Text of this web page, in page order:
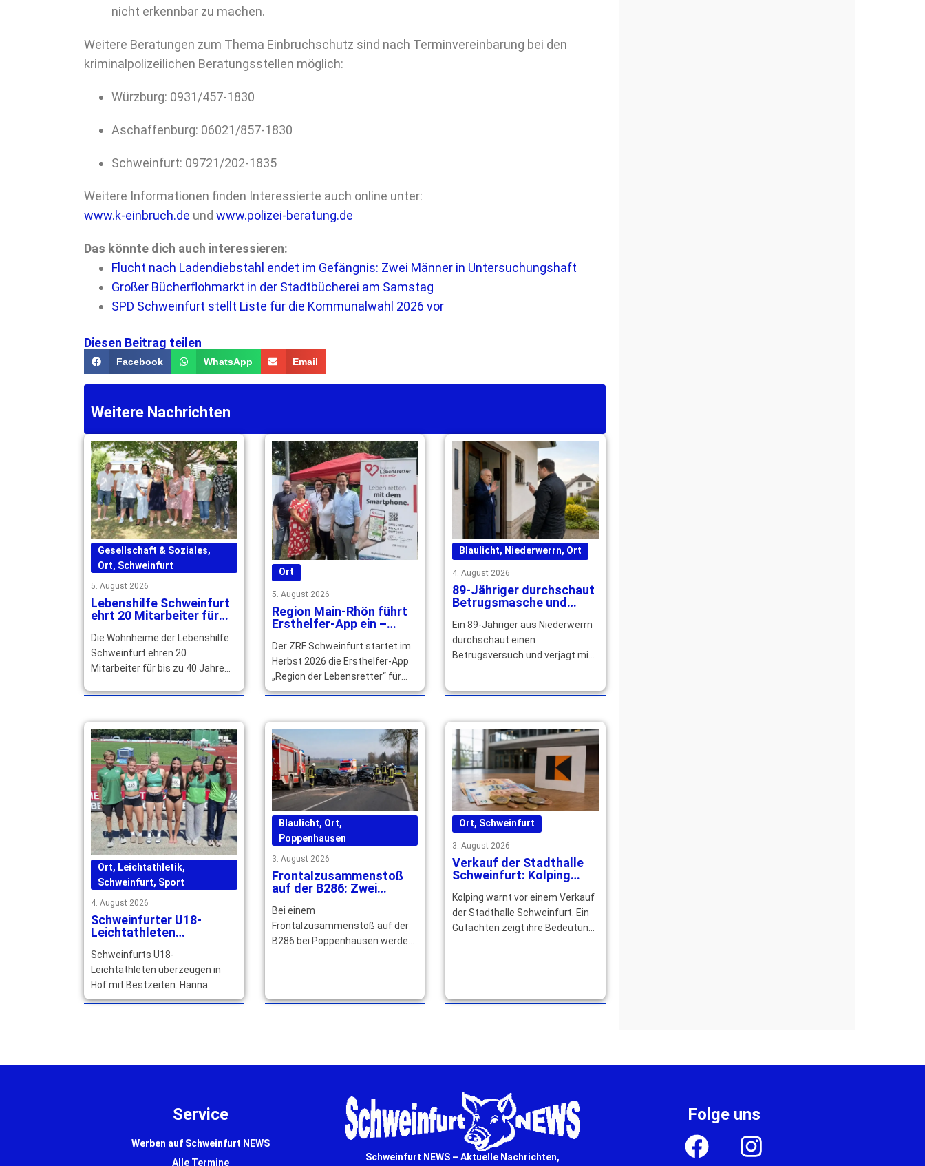
nicht erkennbar zu machen.
Weitere Beratungen zum Thema Einbruchschutz sind nach Terminvereinbarung bei den
kriminalpolizeilichen Beratungsstellen möglich:
Würzburg: 0931/457-1830
Aschaffenburg: 06021/857-1830
Schweinfurt: 09721/202-1835
Weitere Informationen finden Interessierte auch online unter:
www.k-einbruch.de und www.polizei-beratung.de
Das könnte dich auch interessieren:
Flucht nach Ladendiebstahl endet im Gefängnis: Zwei Männer in Untersuchungshaft
Großer Bücherflohmarkt in der Stadtbücherei am Samstag
SPD Schweinfurt stellt Liste für die Kommunalwahl 2026 vor
Diesen Beitrag teilen
Facebook WhatsApp Email
Weitere Nachrichten
Gesellschaft & Soziales,
Ort, Schweinfurt
5. August 2026
Lebenshilfe Schweinfurt
ehrt 20 Mitarbeiter für
Die Wohnheime der Lebenshilfe
Schweinfurt ehren 20
Mitarbeiter für bis zu 40 Jahre
würdigen ihr langjähriges großes
Ort
5. August 2026
Region Main-Rhön führt
Ersthelfer-App ein –
gesucht
Der ZRF Schweinfurt startet im
Herbst 2026 die Ersthelfer-App
„Region der Lebensretter“ für
Main-Rhön. Qualifizierte Helfer
mehr
Blaulicht, Niederwerrn, Ort
4. August 2026
89-Jähriger durchschaut
Betrugsmasche und
Polizeibeamten
Ein 89-Jähriger aus Niederwerrn
durchschaut einen
Betrugsversuch und verjagt mit
Ort, Leichtathletik,
Schweinfurt, Sport
4. August 2026
Schweinfurter U18-
Leichtathleten
Bestzeiten und starken
Platzierungen
Schweinfurts U18-
Leichtathleten überzeugen in
Hof mit Bestzeiten. Hanna
Hümmer startet erfolgreich mit
Blaulicht, Ort,
Poppenhausen
3. August 2026
Frontalzusammenstoß
auf der B286: Zwei
schwerverletzt Kind drei
Jahre leichtverletzt
Bei einem
Frontalzusammenstoß auf der
B286 bei Poppenhausen werden
Ort, Schweinfurt
3. August 2026
Verkauf der Stadthalle
Schweinfurt: Kolping
Kolping warnt vor einem Verkauf
der Stadthalle Schweinfurt. Ein
Gutachten zeigt ihre Bedeutung
Service
Werben auf Schweinfurt NEWS
Alle Termine
Schweinfurt NEWS – Aktuelle Nachrichten,
Folge uns